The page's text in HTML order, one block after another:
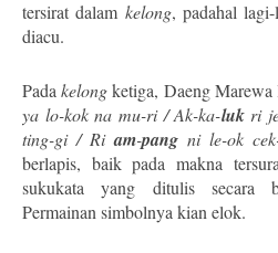
tersirat dalam kelong, padahal
diacu.
Padakelongketiga, Daeng
ya lo-kok na mu-ri / Ak-ka-lukri
ting-gi / Riam-pang ni le-ok
berlapis, baik pada makna
sukukata yang ditulis secara
Permainan simbolnya kian elok.